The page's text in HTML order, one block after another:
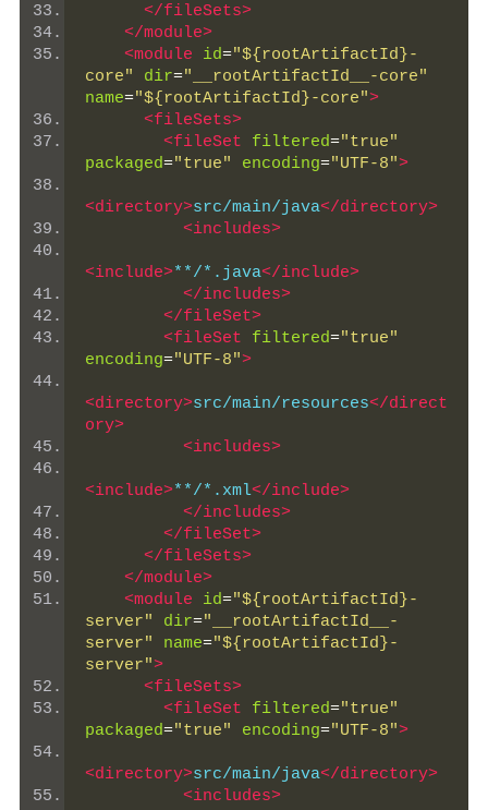
</fileSets>
</module>
<module
id="${rootArtifactId}-
core"
dir="__rootArtifactId__-core"
name="${rootArtifactId}-core">
<fileSets>
<fileSet
filtered="true"
packaged="true" encoding="UTF-8">
<directory>src/main/java</directory>
<includes>
<include>**/*.java</include>
</includes>
</fileSet>
<fileSet
filtered="true"
encoding="UTF-8">
<directory>src/main/resources</direct
ory>
<includes>
<include>**/*.xml</include>
</includes>
</fileSet>
</fileSets>
</module>
<module
id="${rootArtifactId}-
server"
dir="__rootArtifactId__-
server"
name="${rootArtifactId}-
server">
<fileSets>
<fileSet
filtered="true"
packaged="true" encoding="UTF-8">
<directory>src/main/java</directory>
<includes>